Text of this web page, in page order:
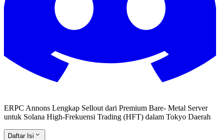
ERPC Annons Lengkap Sellout dari Premium Bare- Metal Server
untuk Solana High-Frekuensi Trading (HFT) dalam Tokyo Daerah
Daftar Isi